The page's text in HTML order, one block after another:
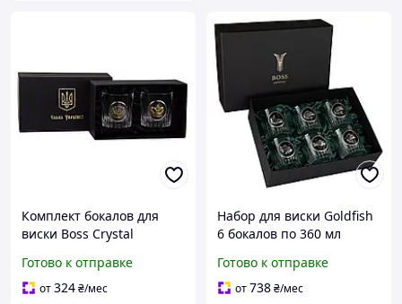
Комплект бокалов для
виски Boss Crystal
серебро золото 360 мл
Италия
Готово к отправке
от324₴/мес
Набор для виски Goldfish
6 бокалов по 360 мл
позолотой, темная эмаль)
Готово к отправке
от738₴/мес